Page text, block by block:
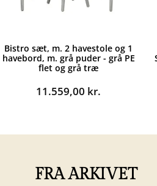
Bistro sæt, m. 2 havestole og 1
havebord, m. grå puder - grå PE
flet og grå træ
11.559,00 kr.
FRA ARKIVET